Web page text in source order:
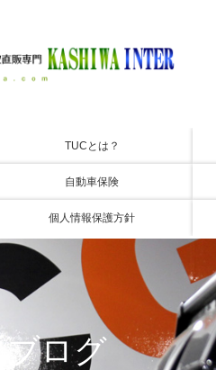
TUCとは？
自動車保険
個人情報保護方針
ブログ